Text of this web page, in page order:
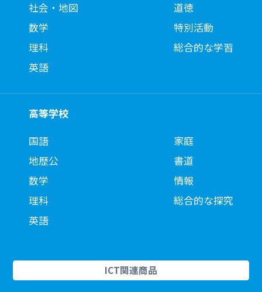
社会・地図
数学
理科
英語
道徳
特別活動
総合的な学習
高等学校
国語
地歴公
数学
理科
英語
家庭
書道
情報
総合的な探究
ICT関連商品